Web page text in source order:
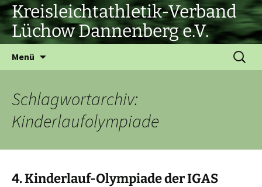
Zum
Inhalt
springen
Kreisleichtathletik-Verband
Lüchow Dannenberg e.V.
Menü
Suchen
nach:
Schlagwortarchiv:
Kinderlaufolympiade
4. Kinderlauf-Olympiade der IGAS